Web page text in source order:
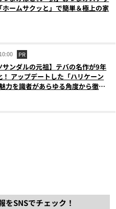
ホームサクッと」で簡単＆極上の家
PR
サンダルの元祖】テバの名作が9年
！ アップデートした「ハリケーン
力を識者があらゆる角度から徹底
をSNSでチェック！